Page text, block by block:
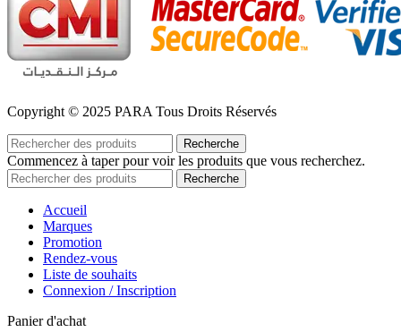
Copyright © 2025 PARA Tous Droits Réservés
Recherche
Commencez à taper pour voir les produits que vous recherchez.
Recherche
Accueil
Marques
Promotion
Rendez-vous
Liste de souhaits
Connexion / Inscription
Panier d'achat